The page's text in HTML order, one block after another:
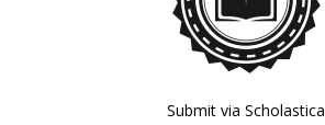
Submit via Scholastica